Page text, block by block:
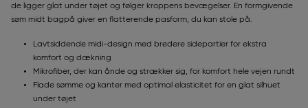
de ligger glat under tøjet og følger kroppens bevægelser. En formgivende
søm midt bagpå giver en flatterende pasform, du kan stole på.
Lavtsiddende midi-design med bredere sidepartier for ekstra
komfort og dækning
Mikrofiber, der kan ånde og strækker sig, for komfort hele vejen rundt
Flade sømme og kanter med optimal elasticitet for en glat silhuet
under tøjet